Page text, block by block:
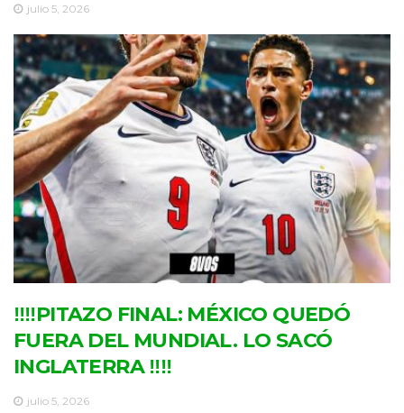
julio 5, 2026
‼‼PITAZO FINAL: MÉXICO QUEDÓ
FUERA DEL MUNDIAL. LO SACÓ
INGLATERRA ‼‼
julio 5, 2026